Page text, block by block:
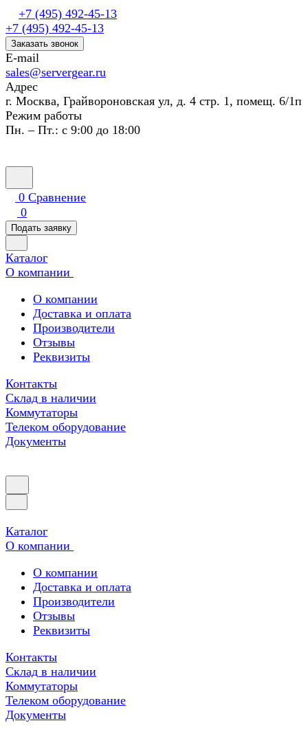
+7 (495) 492-45-13
+7 (495) 492-45-13
Заказать звонок
E-mail
sales@servergear.ru
Адрес
г. Москва, Грайвороновская ул, д. 4 стр. 1, помещ. 6/1п
Режим работы
Пн. – Пт.: с 9:00 до 18:00
0 Сравнение
0
Подать заявку
Каталог
О компании
О компании
Доставка и оплата
Производители
Отзывы
Реквизиты
Контакты
Склад в наличии
Коммутаторы
Телеком оборудование
Документы
Каталог
О компании
О компании
Доставка и оплата
Производители
Отзывы
Реквизиты
Контакты
Склад в наличии
Коммутаторы
Телеком оборудование
Документы